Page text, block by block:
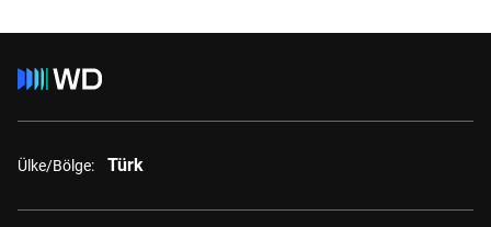
Ülke/Bölge: Türk